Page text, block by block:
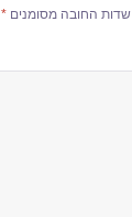
שדות החובה מסומנים*